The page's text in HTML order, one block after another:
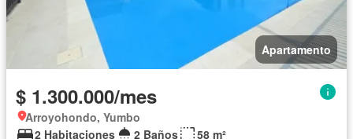
Apartamento
$ 1.300.000/mes
Arroyohondo, Yumbo
2 Habitaciones
2 Baños
58 m²